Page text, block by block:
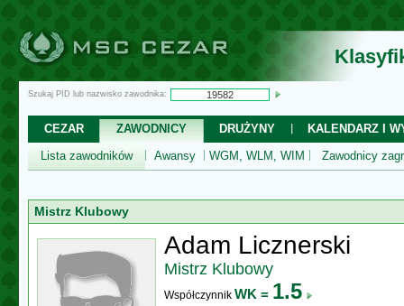
Szukaj PID lub nazwisko zawodnika:
CEZAR ZAWODNICY DRUŻYNY
KALENDARZ I
Lista zawodników
Awansy WGM, WLM, WIM Zawodnicy
Mistrz Klubowy
Adam Licznerski
Mistrz Klubowy
Współczynnik WK = 1.5